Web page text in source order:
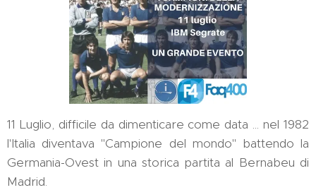
11 Luglio, difficile da dimenticare come data ... nel 1982
l'Italia diventava "Campione del mondo" battendo la
Germania-Ovest in una storica partita al Bernabeu di
Madrid.